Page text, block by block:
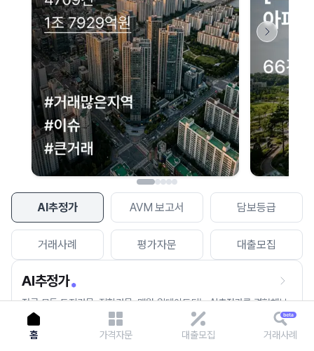
AI추정가 AVM 보고서 담보등급
거래사례 평가자문 대출모집
AI추정가
전국 모든 토지건물, 집합건물, 매월 업데이트되는 AI추정가를 경험해보
세요.
네이버 지도 연결 안내
현재 네이버 지도 연결이 원활하지 않아 지도를 불러올 수 없습니다.
이용에 불편을 드려 죄송합니다.
다시 시도
홈 가격자문 대출모집 거래사례